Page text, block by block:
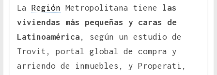
La Región Metropolitana tiene las
viviendas más pequeñas y caras de
Latinoamérica , según un estudio de
Trovit, portal global de compra y
arriendo de inmuebles, y Properati,